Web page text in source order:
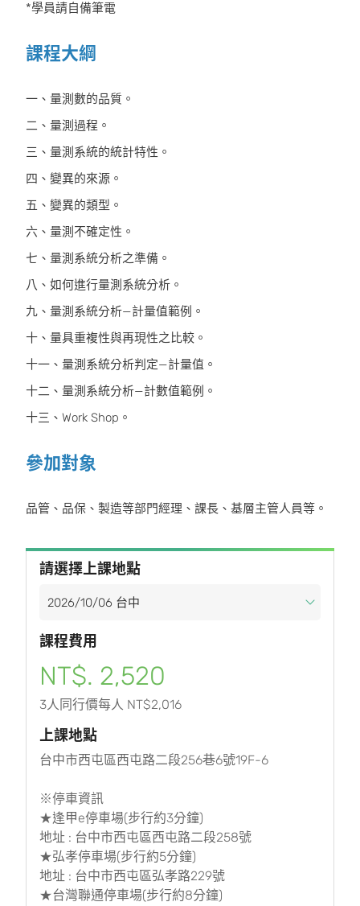
*學員請自備筆電
課程大綱
一、量測數的品質。
二、量測過程。
三、量測系統的統計特性。
四、變異的來源。
五、變異的類型。
六、量測不確定性。
七、量測系統分析之準備。
八、如何進行量測系統分析。
九、量測系統分析—計量值範例。
十、量具重複性與再現性之比較。
十一、量測系統分析判定—計量值。
十二、量測系統分析—計數值範例。
十三、Work Shop。
參加對象
品管、品保、製造等部門經理、課長、基層主管人員等。
請選擇上課地點
課程費用
NT$. 2,520
3人同行價每人 NT$2,016
上課地點
台中市西屯區西屯路二段256巷6號19F-6
※停車資訊
★逢甲e停車場(步行約3分鐘)
地址 : 台中市西屯區西屯路二段258號
★弘孝停車場(步行約5分鐘)
地址 : 台中市西屯區弘孝路229號
★台灣聯通停車場(步行約8分鐘)